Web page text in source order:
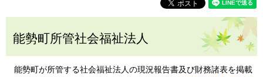
能勢町所管社会福祉法人
能勢町が所管する社会福祉法人の現況報告書及び財務諸表を掲載